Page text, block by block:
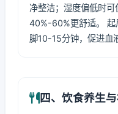
净整洁；湿度偏低时
40%-60%更舒适。 起
脚10-15分钟，促进血
四、饮食养生